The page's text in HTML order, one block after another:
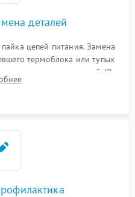
деталей
цепей питания. Замена
термоблока или тупых
уплотнителей (O-
надежного устранения